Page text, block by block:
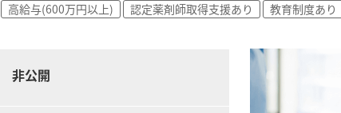
高給与(600万円以上) 認定薬剤師取得支援あり 教育制度あり
非公開